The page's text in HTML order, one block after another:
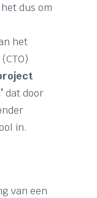
dus om
het
dat door
in.
van een